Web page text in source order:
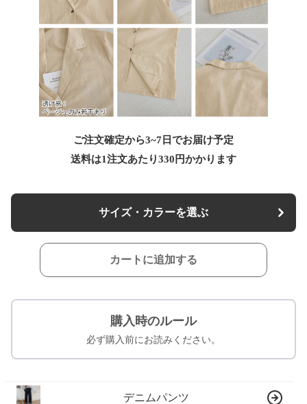
ご注文確定から3~7日でお届け予定
送料は1注文あたり330 円かかります
サイズ・カラーを選ぶ
カートに追加する
購入時のルール
必ず購入前にお読みください。
デニムパンツ